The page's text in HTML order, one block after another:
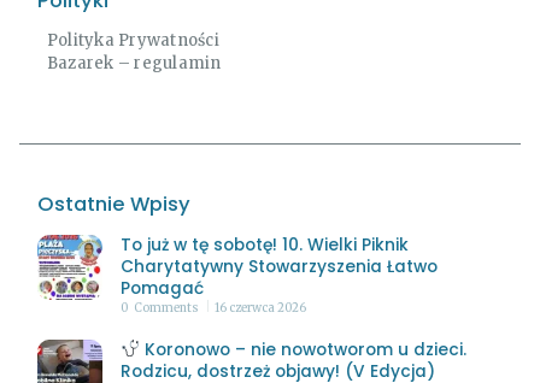
Polityka Prywatności
Bazarek – regulamin
Ostatnie Wpisy
To już w tę sobotę! 10. Wielki Piknik
Charytatywny Stowarzyszenia Łatwo
Pomagać
0 Comments 16 czerwca 2026
Koronowo – nie nowotworom u dzieci.
Rodzicu, dostrzeż objawy! (V Edycja)